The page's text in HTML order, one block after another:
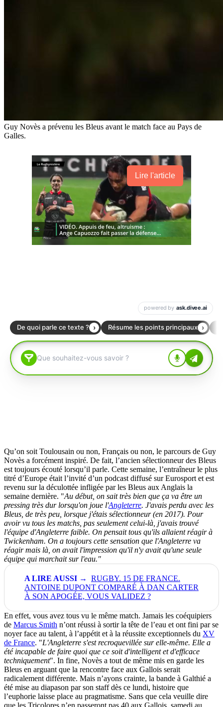
Guy Novès a prévenu les Bleus avant le match face au Pays de
Galles.
Lire l'article
Qu’on soit Toulousain ou non, Français ou non, le parcours de Guy
Novès a forcément inspiré. De fait, l’ancien sélectionneur des Bleus
est toujours écouté lorsqu’il parle. Cette semaine, l’entraîneur le plus
titré d’Europe était l’invité d’un podcast diffusé sur Eurosport et est
revenu sur la déculottée infligée par les Bleus aux Anglais la
semaine dernière. "Au début, on sait très bien que ça va être un
pressing très dur lorsqu'on joue l'Angleterre. J'avais perdu avec les
Bleus, de très peu, lorsque j'étais sélectionneur (en 2017). Pour
avoir vu tous les matchs, pas seulement celui-là, j'avais trouvé
l'équipe d'Angleterre faible. On pensait tous qu'ils allaient réagir à
Twickenham. On a toujours cette sensation que l'Angleterre va
réagir mais là, on avait l'impression qu'il n'y avait qu'une seule
équipe qui marchait sur l'eau."
RUGBY. 15 DE FRANCE.
ANTOINE DUPONT COMPARÉ À DAN CARTER
À SON APOGÉE, VOUS VALIDEZ ?
En effet, vous avez tous vu le même match. Jamais les coéquipiers
de Marcus Smith n’ont réussi à sortir la tête de l’eau et ont fini par se
noyer face au talent, à l’appétit et à la réussite exceptionnels du XV
de France. "L'Angleterre s'est recroquevillée sur elle-même. Elle a
été incapable de faire quoi que ce soit d'intelligent et d'efficace
techniquement". In fine, Novès a tout de même mis en garde les
Bleus en arguant que la rencontre face aux Gallois serait
radicalement différente. Mais n’ayons crainte, la bande à Galthié a
été mise au diapason par son staff dès ce lundi, histoire que
l’euphorie laisse place au pragmatisme. Sans que cela veuille dire
que les Tricolores n’en passeront pas 40 aux Gallois, samedi au